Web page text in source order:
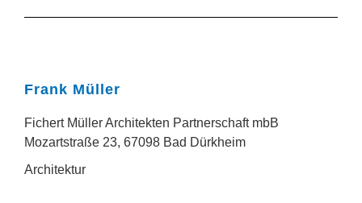
Frank Müller
Fichert Müller Architekten Partnerschaft mbB
Mozartstraße 23, 67098 Bad Dürkheim
Architektur